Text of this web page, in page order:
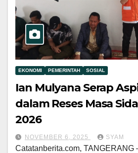
EKONOMI PEMERINTAH SOSIAL
Ian Mulyana Serap
dalam Reses Masa
2026
NOVEMBER 6, 2025 SYAM
Catatanberita.com, TANGERANG